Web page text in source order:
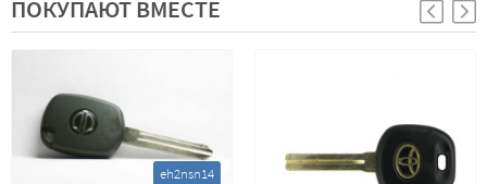
ПОКУПАЮТ ВМЕСТЕ
eh2nsn14